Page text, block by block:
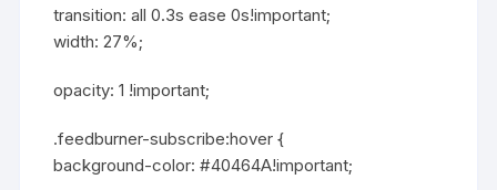
transition: all 0.3s ease 0s!important;
width: 27%;
opacity: 1 !important;
.feedburner-subscribe:hover {
background-color: #40464A!important;